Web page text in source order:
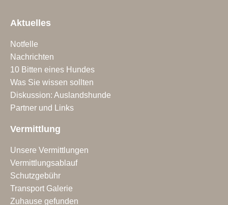
Aktuelles
Notfelle
Nachrichten
10 Bitten eines Hundes
Was Sie wissen sollten
Diskussion: Auslandshunde
Partner und Links
Vermittlung
Unsere Vermittlungen
Vermittlungsablauf
Schutzgebühr
Transport Galerie
Zuhause gefunden